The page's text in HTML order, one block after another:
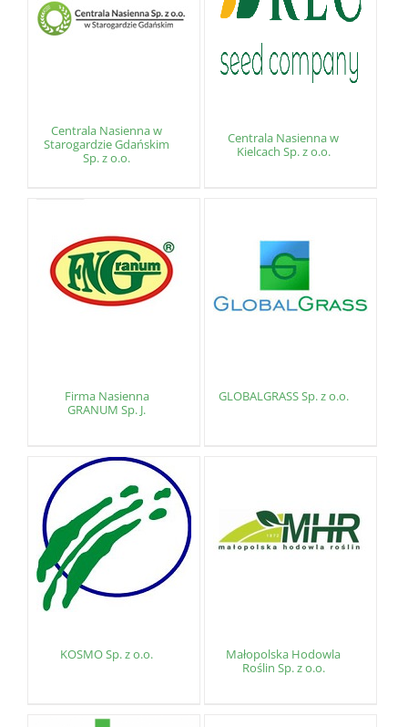
Centrala Nasienna w
Starogardzie Gdańskim
Sp. z o.o.
Centrala Nasienna w
Kielcach Sp. z o.o.
Firma Nasienna
GRANUM Sp. J.
GLOBALGRASS Sp. z o.o.
KOSMO Sp. z o.o.
Małopolska Hodowla
Roślin Sp. z o.o.